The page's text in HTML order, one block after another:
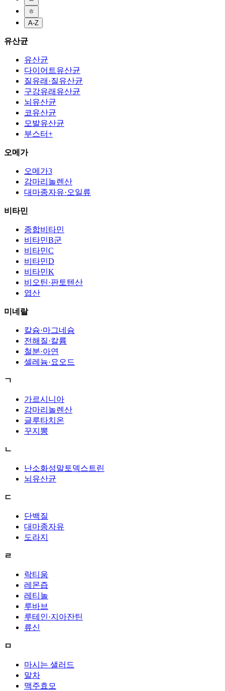
ㅎ
A-Z
유산균
유산균
다이어트유산균
질유래·질유산균
구강유래유산균
뇌유산균
코유산균
모발유산균
부스터+
오메가
오메가3
감마리놀렌산
대마종자유·오일류
비타민
종합비타민
비타민B군
비타민C
비타민D
비타민K
비오틴·판토텐산
엽산
미네랄
칼슘·마그네슘
전해질·칼륨
철분·아연
셀레늄·요오드
ㄱ
가르시니아
감마리놀렌산
글루타치온
꾸지뽕
ㄴ
난소화성말토덱스트린
뇌유산균
ㄷ
단백질
대마종자유
도라지
ㄹ
락티움
레몬즙
레티놀
루바브
루테인·지아잔틴
류신
ㅁ
마시는 샐러드
말차
맥주효모